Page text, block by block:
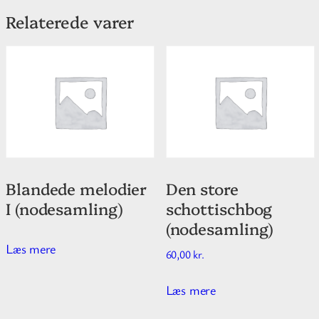
Relaterede varer
Blandede melodier
I (nodesamling)
Læs mere
Den store
schottischbog
(nodesamling)
60,00kr.
Læs mere